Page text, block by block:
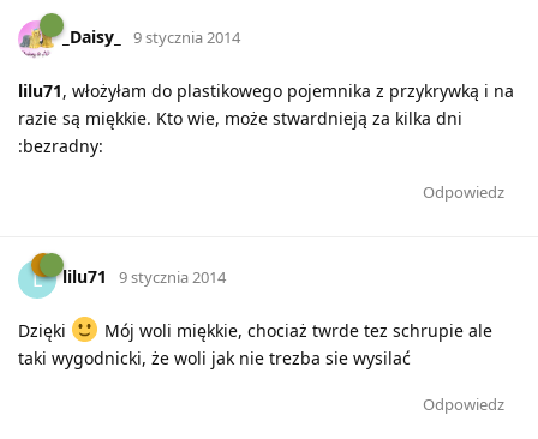
_Daisy_ 9 stycznia 2014
lilu71, włożyłam do plastikowego pojemnika z przykrywką i na
razie są miękkie. Kto wie, może stwardnieją za kilka dni
:bezradny:
Odpowiedz
L lilu71 9 stycznia 2014
Dzięki
Mój woli miękkie, chociaż twrde tez schrupie ale
taki wygodnicki, że woli jak nie trezba sie wysilać
Odpowiedz